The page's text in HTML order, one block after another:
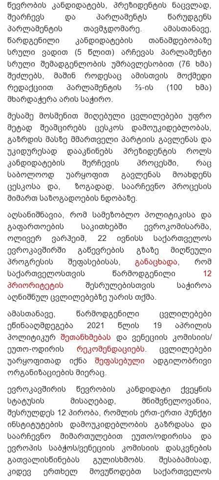
წევრობის კანდიდატებს, პრეზიდენტის ნაცვლად,
შეარჩევს და პარლამენტს წარუდგენს
პარლამენტის თავმჯდომარე. ამასთანავე,
წარდგენილი კანდიდატების თანამდებობაზე
სრული ვადით (5 წლით) არჩევას პარლამენტი
სრული შემადგენლობის უმრავლესობით (76 ხმა)
შეძლებს, მაშინ როდესაც ამისთვის მოქმედი
რედაქციით პარლამენტის ⅔-ის (100 ხმა)
მხარდაჭერა არის საჭირო.
მესამე მოსმენით მიღებული ცვლილებები უფრო
მეტად შეამცირებს ცესკოს დამოუკიდებლობას,
გაზრდის მასზე მმართველი პარტიის გავლენას და
უკიდურესად დააკნინებს პრეზიდენტის როლს
კანდიდატების შერჩევის პროცესში, რაც
საბოლოოდ უარყოფით გავლენას მოახდენს
ცესკოსა და, ზოგადად, საარჩევნო პროცესის
მიმართ საზოგადოების ნდობაზე.
აღსანიშნავია, რომ სამეზობლო პოლიტიკისა და
გაფართოების საკითხებში ევროკომისარმა,
ოლივერ ვარჰეიმ, 22 ივნისს საქართველოს
ევროკავშირში გაწევრების გზაზე მიღწეული
პროგრესის შეფასებისას,
განაცხადა, რომ
საქართველოსთვის წარმოდგენილი
12
პრიორიტეტის შესრულებისთვის საჭიროა
აღნიშნულ ცვლილებებზე უარის თქმა.
ამასთანავე, წარმოდგენილი ცვლილებები
ეწინააღმდეგება 2021 წლის 19 აპრილის
პოლიტიკურ
შეთანხმებას და ვენეციის კომისიის/
ეუთო-ოდირის
რეკომენდაციებს. ცვლილებები
უარყოფითად იქნა
შეფასებული ადგილობრივი
ორგანიზაციების მიერაც.
ევროკავშირის წევრობის კანდიდატი ქვეყნის
სტატუსის მისაღებად, მნიშვნელოვანია,
შესრულდეს 12 პირობა, რომლის ერთ-ერთი პუნქტი
ინსტიტუტების დამოუკიდებლობის გაზრდასა და
საარჩევნო მიმართულებით ეუთო/ოდირისა და
ევროპის საბჭოს/ვენეციის კომისიის დასკვნების
გათვალისწინებას გულისხმობს. შესაბამისად,
კიდევ ერთხელ მოვუწოდებთ საქართველოს